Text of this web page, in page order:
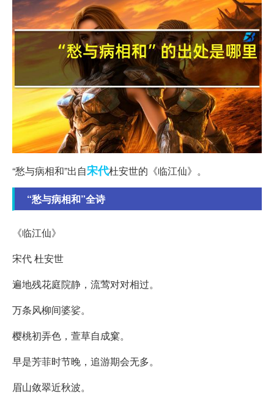
“愁与病相和”出自宋代杜安世的《临江仙》。
“愁与病相和”全诗
《临江仙》
宋代 杜安世
遍地残花庭院静，流莺对对相过。
万条风柳间婆娑。
樱桃初弄色，萱草自成窠。
早是芳菲时节晚，追游期会无多。
眉山敛翠近秋波。